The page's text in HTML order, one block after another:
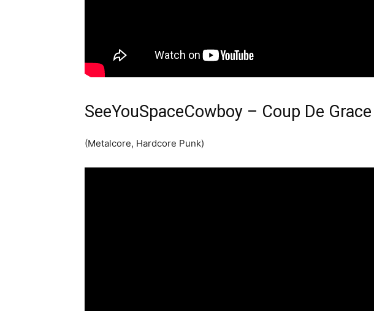
SeeYouSpaceCowboy – Coup De Grace
(Metalcore, Hardcore Punk)